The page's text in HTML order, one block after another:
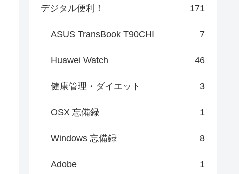
デジタル便利！ 171
ASUS TransBook T90CHI 7
Huawei Watch 46
健康管理・ダイエット 3
OSX 忘備録 1
Windows 忘備録 8
Adobe 1